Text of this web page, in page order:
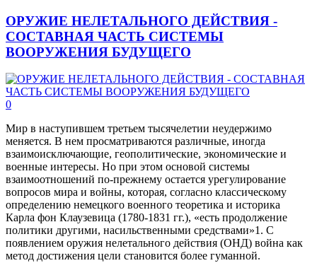
ОРУЖИЕ НЕЛЕТАЛЬНОГО ДЕЙСТВИЯ -
СОСТАВНАЯ ЧАСТЬ СИСТЕМЫ
ВООРУЖЕНИЯ БУДУЩЕГО
0
Мир в наступившем третьем тысячелетии неудержимо
меняется. В нем просматриваются различные, иногда
взаимоисключающие, геополитические, экономические и
военные интересы. Но при этом основой системы
взаимоотношений по-прежнему остается урегулирование
вопросов мира и войны, которая, согласно классическому
определению немецкого военного теоретика и историка
Карла фон Клаузевица (1780-1831 гг.), «есть продолжение
политики другими, насильственными средствами»1. С
появлением оружия нелетального действия (ОНД) война как
метод достижения цели становится более гуманной.